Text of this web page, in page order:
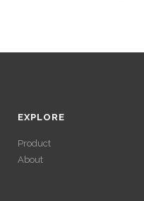
EXPLORE
Product
About